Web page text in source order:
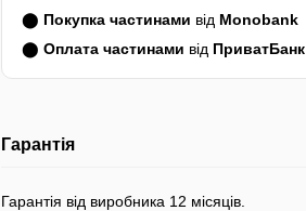
⬤ Покупка частинами від Monobank
⬤ Оплата частинами від ПриватБанк
Гарантія
Гарантія від виробника 12 місяців.